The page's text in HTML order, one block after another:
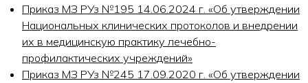
Приказ МЗ РУз №195 14.06.2024 г. «Об утверждении
Национальных клинических протоколов и внедрении
их в медицинскую практику лечебно-
профилактических учреждений»
Приказ МЗ РУз №245 17.09.2020 г. «Об утверждении